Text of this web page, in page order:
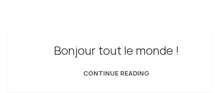
Bonjour tout le monde !
CONTINUE READING